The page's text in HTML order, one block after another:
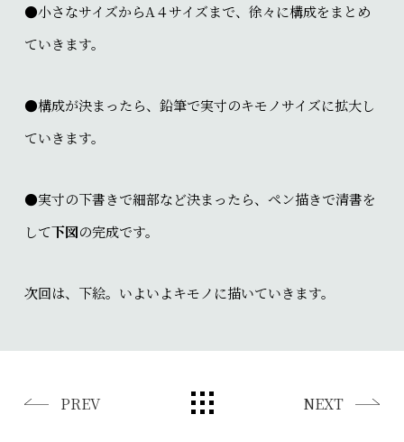
●小さなサイズからA４サイズまで、徐々に構成をまとめ
ていきます。
●構成が決まったら、鉛筆で実寸のキモノサイズに拡大し
ていきます。
●実寸の下書きで細部など決まったら、ペン描きで清書を
して下図の完成です。
次回は、下絵。いよいよキモノに描いていきます。
PREV NEXT